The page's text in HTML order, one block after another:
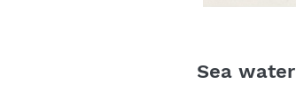
Sea water